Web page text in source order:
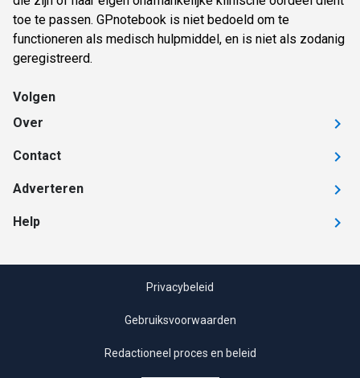
toe te passen. GPnotebook is niet bedoeld om te
functioneren als medisch hulpmiddel, en is niet als zodanig
geregistreerd.
Volgen
Over
Contact
Adverteren
Help
Privacybeleid
Gebruiksvoorwaarden
Redactioneel proces en beleid